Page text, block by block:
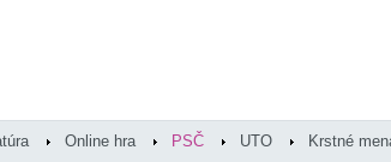
Online hra PSČ UTO Krstné